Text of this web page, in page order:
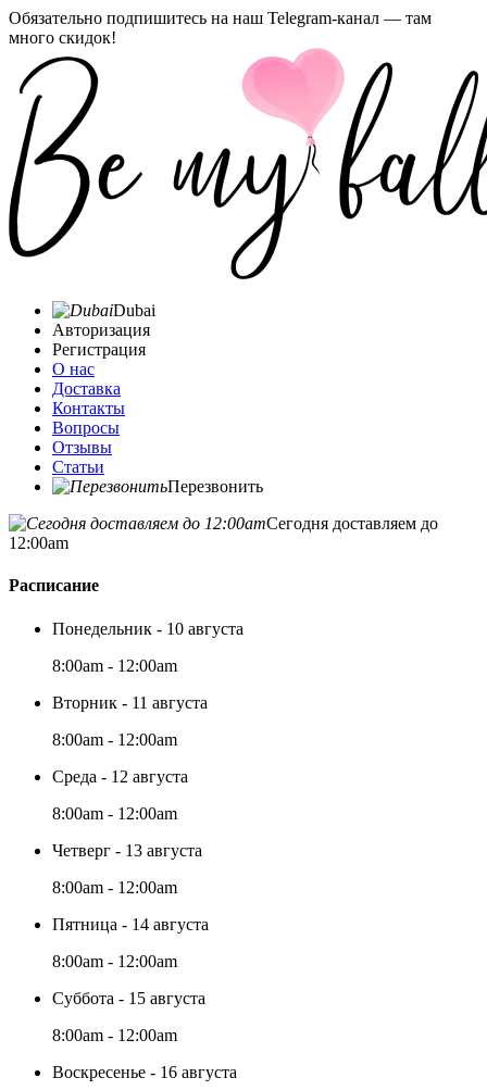
Обязательно подпишитесь на наш Telegram-канал — там
много скидок!
Dubai
Авторизация
Регистрация
О нас
Доставка
Контакты
Вопросы
Отзывы
Статьи
Перезвонить
Сегодня доставляем до
12:00am
Расписание
Понедельник - 10 августа
8:00am - 12:00am
Вторник - 11 августа
8:00am - 12:00am
Среда - 12 августа
8:00am - 12:00am
Четверг - 13 августа
8:00am - 12:00am
Пятница - 14 августа
8:00am - 12:00am
Суббота - 15 августа
8:00am - 12:00am
Воскресенье - 16 августа